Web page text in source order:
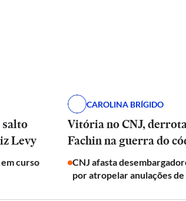
salto
no avanço da IA, diz Levy
curso
CAROLINA BRÍGIDO
Vitória no CNJ,
Fachin na guerra do
CNJ afasta
por atropelar anulações